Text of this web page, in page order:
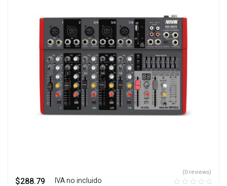
$288.79 ‎ ‎ ‎ IVA no incluido
(0 reviews)